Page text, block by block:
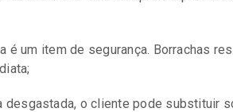
é um item de segurança. Borrachas
desgastada, o cliente pode substituir